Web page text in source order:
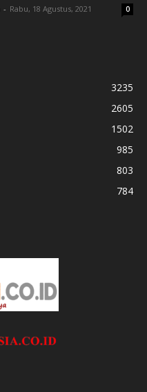
- Rabu, 18 Agustus, 2021 0
3235
2605
1502
985
803
784